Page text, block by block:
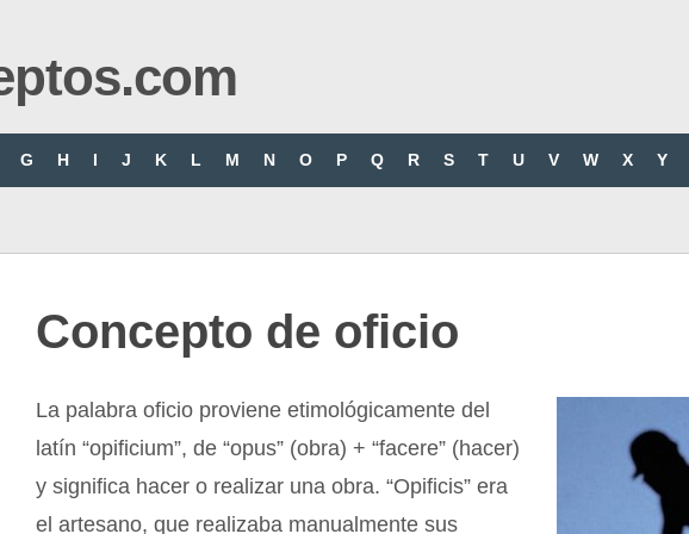
G H I J K L M N O P Q R S T U V W X Y
Concepto de oficio
La palabra oficio proviene etimológicamente del
latín “opificium”, de “opus” (obra) + “facere” (hacer)
y significa hacer o realizar una obra. “Opificis” era
el artesano, que realizaba manualmente sus